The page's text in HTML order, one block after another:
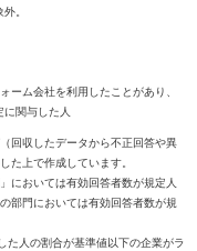
。
ーム会社を利用したことがあり、
関与した人
回収したデータから不正回答や異
た上で作成しています。
においては有効回答者数が規定人
部門においては有効回答者数が規
人の割合が基準値以下の企業がラ